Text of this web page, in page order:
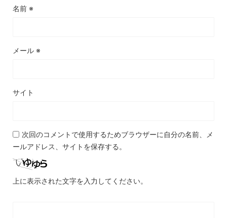
名前 ※
メール ※
サイト
次回のコメントで使用するためブラウザーに自分の名前、メ
ールアドレス、サイトを保存する。
上に表示された文字を入力してください。